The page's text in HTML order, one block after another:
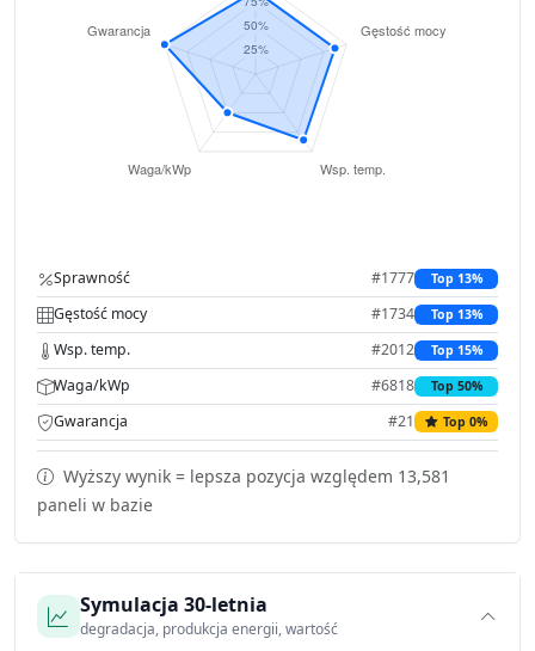
Sprawność #1777 Top 13%
Gęstość mocy #1734 Top 13%
Wsp. temp. #2012 Top 15%
Waga/kWp #6818 Top 50%
Gwarancja #21 Top 0%
Wyższy wynik = lepsza pozycja względem 13,581
paneli w bazie
Symulacja 30-letnia
degradacja, produkcja energii, wartość